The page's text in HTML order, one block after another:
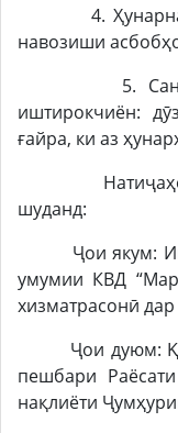
4.
навозиши
5.
иштирокчиён:
ғайра, ки аз
Натиҷаҳои
шуданд:
Ҷои якум:
умумии КВД
хизматрасонӣ дар
Ҷои дуюм:
пешбари
нақлиёти